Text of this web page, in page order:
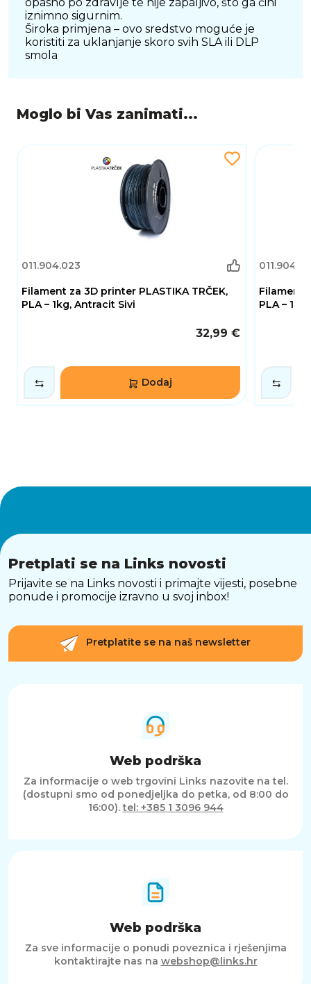
iznimno sigurnim.
Široka primjena – ovo sredstvo moguće je
koristiti za uklanjanje skoro svih SLA ili DLP
smola
Moglo bi Vas zanimati...
011.904.023
Filament za 3D printer PLASTIKA TRČEK,
PLA – 1kg, Antracit Sivi
32,99 €
Dodaj
Filament
PLA –
Pretplati se na Links novosti
Prijavite se na Links novosti i primajte vijesti, posebne
ponude i promocije izravno u svoj inbox!
Pretplatite se na naš newsletter
Web podrška
Za informacije o web trgovini Links nazovite na tel.
(dostupni smo od ponedjeljka do petka, od 8:00 do
16:00).tel: +385 1 3096 944
Web podrška
Za sve informacije o ponudi poveznica i rješenjima
kontaktirajte nas na webshop@links.hr